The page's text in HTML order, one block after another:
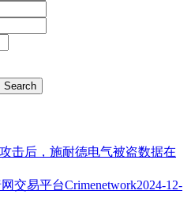
Search
击后，施耐德电气被盗数据在
交易平台Crimenetwork2024-12-